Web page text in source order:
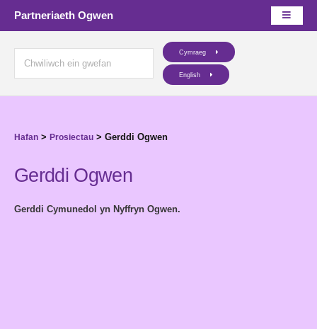
Partneriaeth Ogwen
Cymraeg
English
Hafan > Prosiectau > Gerddi Ogwen
Gerddi Ogwen
Gerddi Cymunedol yn Nyffryn Ogwen.